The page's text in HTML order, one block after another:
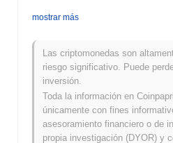
¿Cuál es el historial del
Máximo Histórico (ATH): €0.00
Mínimo Histórico (ATL): €0.00
LastMoon se negocia actualmente
mostrar más
Las criptomonedas son
riesgo significativo. Puede
inversión.
Toda la información en
únicamente con fines
asesoramiento financiero o de
propia investigación (DYOR) y